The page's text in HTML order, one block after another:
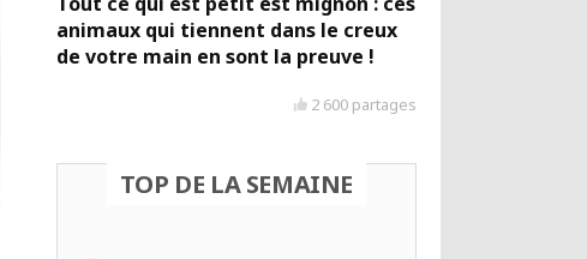
animaux qui tiennent dans le creux
de votre main en sont la preuve !
2 600 partages
TOP DE LA SEMAINE